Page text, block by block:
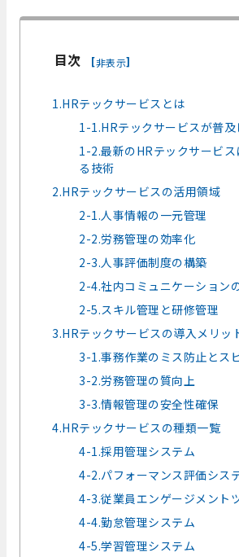
目次 [非表示]
1.HRテックサービスとは
1-1.HRテックサービスが普及
1-2.最新のHRテックサービ
る技術
2.HRテックサービスの活用領域
2-1.人事情報の一元管理
2-2.労務管理の効率化
2-3.人事評価制度の構築
2-4.社内コミュニケーション
2-5.スキル管理と研修管理
3.HRテックサービスの導入メリッ
3-1.事務作業のミス防止とス
3-2.労務管理の質向上
3-3.情報管理の安全性確保
4.HRテックサービスの種類一覧
4-1.採用管理システム
4-2.パフォーマンス評価シス
4-3.従業員エンゲージメント
4-4.勤怠管理システム
4-5.学習管理システム